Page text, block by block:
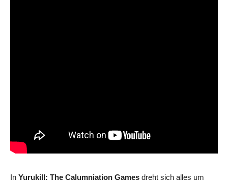
In Yurukill: The Calumniation Games dreht sich alles um